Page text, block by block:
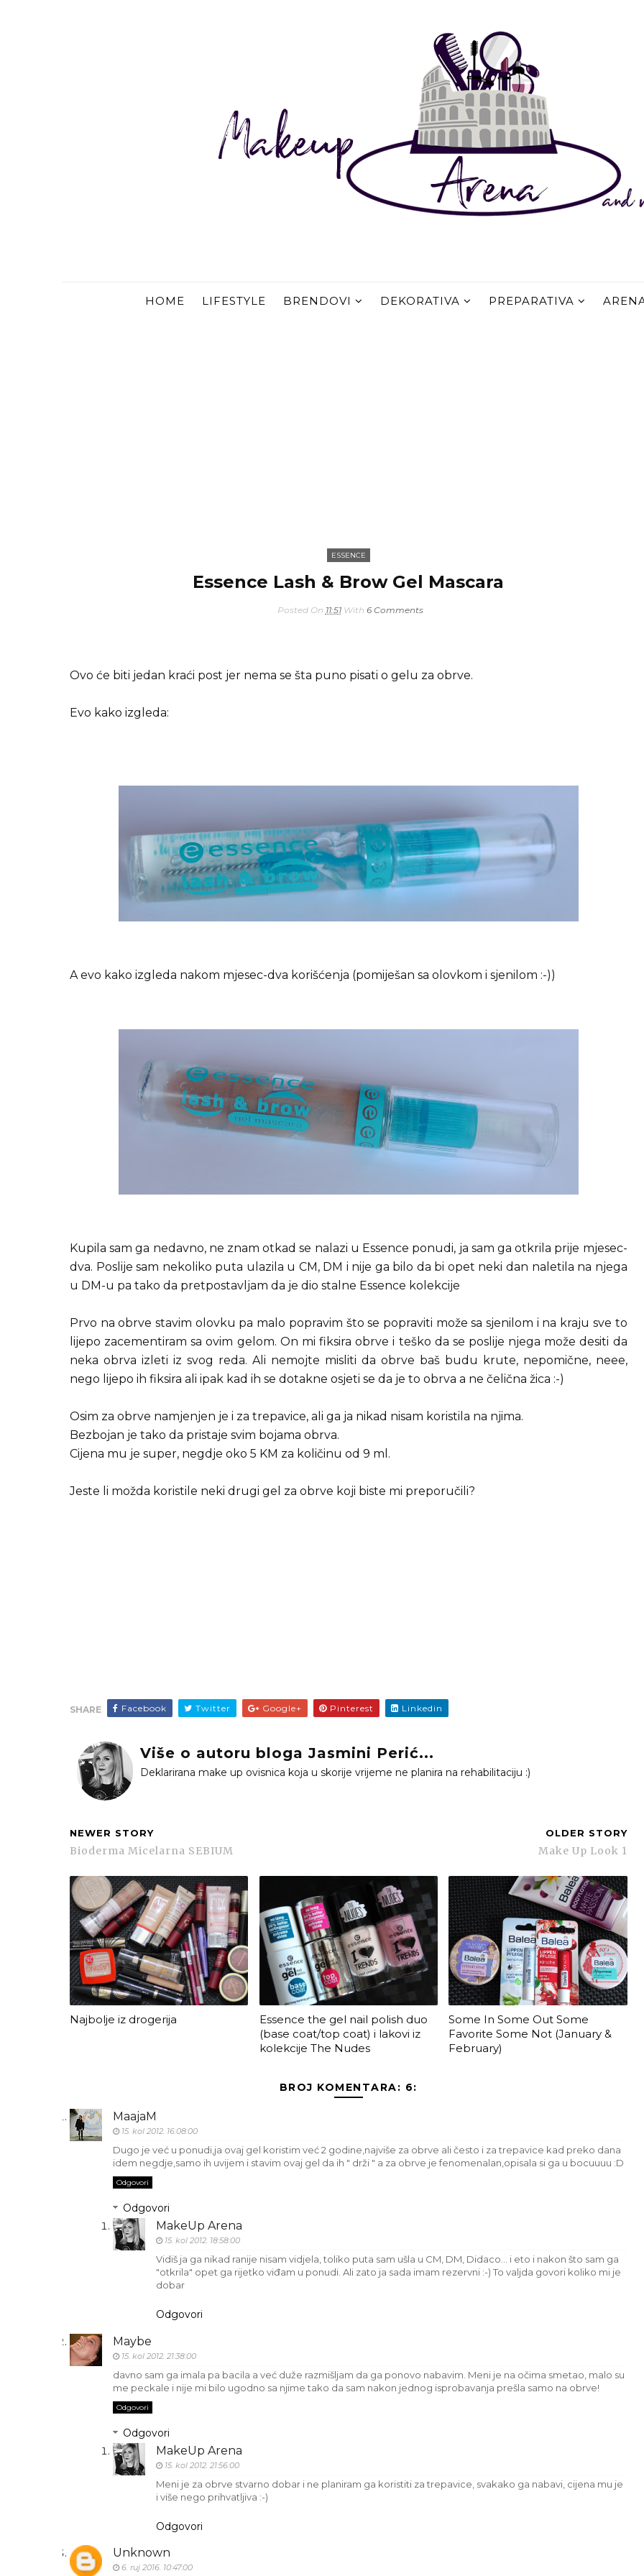
HOME LIFESTYLE BRENDOVI DEKORATIVA PREPARATIVA
ESSENCE
Essence Lash & Brow Gel Mascara
Posted On 11:51 With 6 Comments
Ovo će biti jedan kraći post jer nema se šta puno pisati o gelu za obrve.
Evo kako izgleda:
A evo kako izgleda nakom mjesec-dva korišćenja (pomiješan sa olovkom i sjenilom :-))
Kupila sam ga nedavno, ne znam otkad se nalazi u Essence ponudi, ja sam ga otkrila prije mjesec-
dva. Poslije sam nekoliko puta ulazila u CM, DM i nije ga bilo da bi opet neki dan naletila na njega
u DM-u pa tako da pretpostavljam da je dio stalne Essence kolekcije
Prvo na obrve stavim olovku pa malo popravim što se popraviti može sa sjenilom i na kraju sve to
lijepo zacementiram sa ovim gelom. On mi fiksira obrve i teško da se poslije njega može desiti da
neka obrva izleti iz svog reda. Ali nemojte misliti da obrve baš budu krute, nepomične, neee,
nego lijepo ih fiksira ali ipak kad ih se dotakne osjeti se da je to obrva a ne čelična žica :-)
Osim za obrve namjenjen je i za trepavice, ali ga ja nikad nisam koristila na njima.
Bezbojan je tako da pristaje svim bojama obrva.
Cijena mu je super, negdje oko 5 KM za količinu od 9 ml.
Jeste li možda koristile neki drugi gel za obrve koji biste mi preporučili?
SHARE Facebook Twitter Google+ Pinterest Linkedin
Više o autoru bloga Jasmini Perić...
Deklarirana make up ovisnica koja u skorije vrijeme ne planira na rehabilitaciju :)
NEWER STORY
Bioderma Micelarna SEBIUM
OLDER STORY
Make Up Look 1
Najbolje iz drogerija
Essence the gel nail polish duo
(base coat/top coat) i lakovi iz
kolekcije The Nudes
Some In Some Out Some
Favorite Some Not (January &
February)
BROJ KOMENTARA: 6:
MaajaM
15. kol 2012. 16:08:00
Dugo je već u ponudi,ja ovaj gel koristim već 2 godine,najviše za obrve ali često i za trepavice kad preko dana
idem negdje,samo ih uvijem i stavim ovaj gel da ih " drži " a za obrve je fenomenalan,opisala si ga u bocuuuu :D
Odgovori
Odgovori
MakeUp Arena
15. kol 2012. 18:58:00
Vidiš ja ga nikad ranije nisam vidjela, toliko puta sam ušla u CM, DM, Didaco... i eto i nakon što sam ga
"otkrila" opet ga rijetko viđam u ponudi. Ali zato ja sada imam rezervni :-) To valjda govori koliko mi je
dobar
Odgovori
Maybe
15. kol 2012. 21:38:00
davno sam ga imala pa bacila a već duže razmišljam da ga ponovo nabavim. Meni je na očima smetao, malo su
me peckale i nije mi bilo ugodno sa njime tako da sam nakon jednog isprobavanja prešla samo na obrve!
Odgovori
Odgovori
MakeUp Arena
15. kol 2012. 21:56:00
Meni je za obrve stvarno dobar i ne planiram ga koristiti za trepavice, svakako ga nabavi, cijena mu je
i više nego prihvatljiva :-)
Odgovori
Unknown
6. ruj 2016. 10:47:00